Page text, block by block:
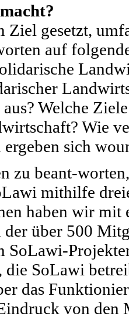
Ziel gesetzt,
auf
Welche
Wie
sich
zu beant-
mithilfe
haben wir
über 500
SoLawi
das
von den